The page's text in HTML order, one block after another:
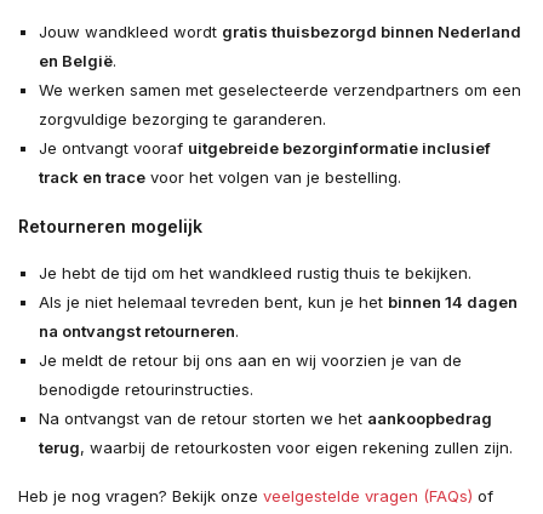
Jouw wandkleed wordt gratis thuisbezorgd binnen Nederland
en België.
We werken samen met geselecteerde verzendpartners om een
zorgvuldige bezorging te garanderen.
Je ontvangt vooraf uitgebreide bezorginformatie inclusief
track en tracevoor het volgen van je bestelling.
Retourneren mogelijk
Je hebt de tijd om het wandkleed rustig thuis te bekijken.
Als je niet helemaal tevreden bent, kun je het binnen 14 dagen
na ontvangst retourneren.
Je meldt de retour bij ons aan en wij voorzien je van de
benodigde retourinstructies.
Na ontvangst van de retour storten we het aankoopbedrag
terug, waarbij de retourkosten voor eigen rekening zullen zijn.
Heb je nog vragen? Bekijk onze veelgestelde vragen (FAQs) of